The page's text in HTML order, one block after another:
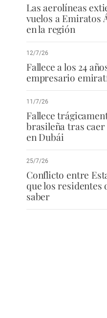
Las aerolíneas
vuelos a Emiratos
en la región
12/7/26
Fallece a los 24
empresario
11/7/26
Fallece
brasileña tras caer
en Dubái
25/7/26
Conflicto entre
que los residentes
saber